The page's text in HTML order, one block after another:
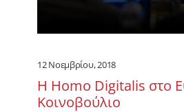
12 Νοεμβρίου, 2018
Η Homo Digitalis στο
Κοινοβούλιο